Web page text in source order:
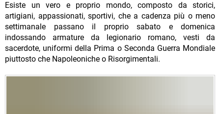
Esiste un vero e proprio mondo, composto da storici,
artigiani, appassionati, sportivi, che a cadenza più o meno
settimanale passano il proprio sabato e domenica
indossando armature da legionario romano, vesti da
sacerdote, uniformi della Prima o Seconda Guerra Mondiale
piuttosto che Napoleoniche o Risorgimentali.